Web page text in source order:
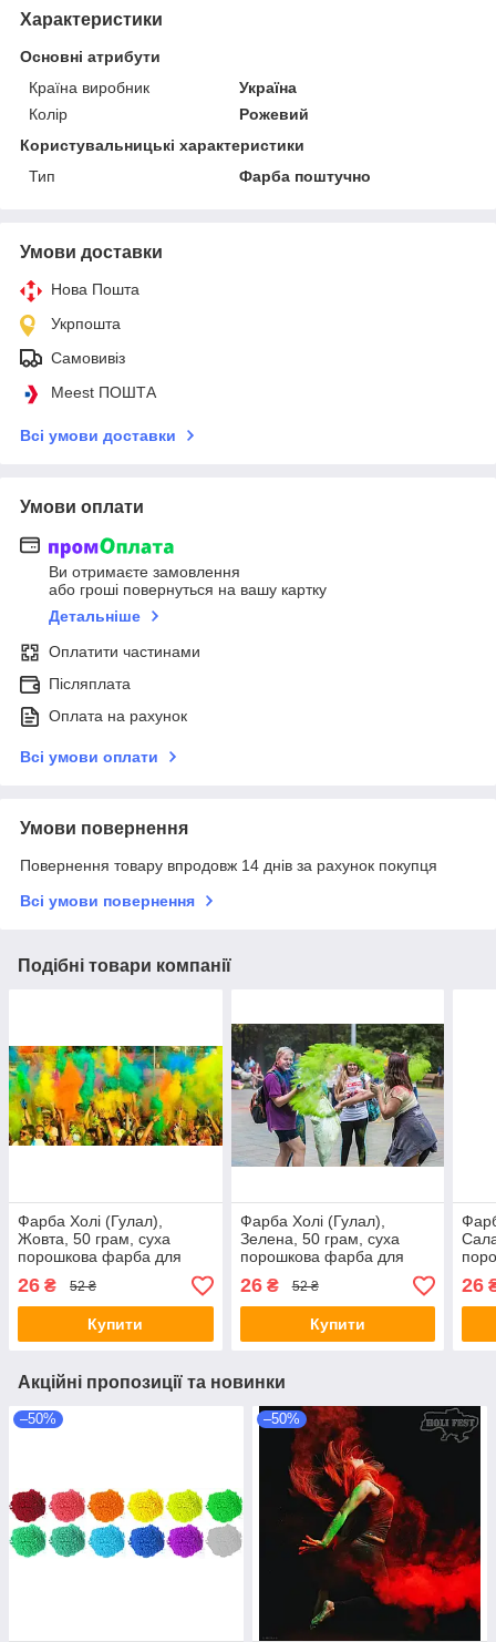
Характеристики
Основні атрибути
Країна виробник
Україна
Колір
Рожевий
Користувальницькі характеристики
Тип
Фарба поштучно
Умови доставки
Нова Пошта
Укрпошта
Самовивіз
Meest ПОШТА
Всі умови доставки
Умови оплати
Ви отримаєте замовлення
або гроші повернуться на вашу картку
Детальніше
Оплатити частинами
Післяплата
Оплата на рахунок
Всі умови оплати
Умови повернення
Повернення товару впродовж 14 днів за рахунок покупця
Всі умови повернення
Подібні товари компанії
Фарба Холі (Гулал),
Жовта, 50 грам, суха
порошкова фарба для
фестивалів, флешмобів,
Фарби холі
26 ₴ 52 ₴
Купити
Фарба Холі (Гулал),
Зелена, 50 грам, суха
порошкова фарба для
фестивалів, флешмобів,
Фарби холі
26₴ 52 ₴
Купити
26
Акційні пропозиції та новинки
–50% –50%